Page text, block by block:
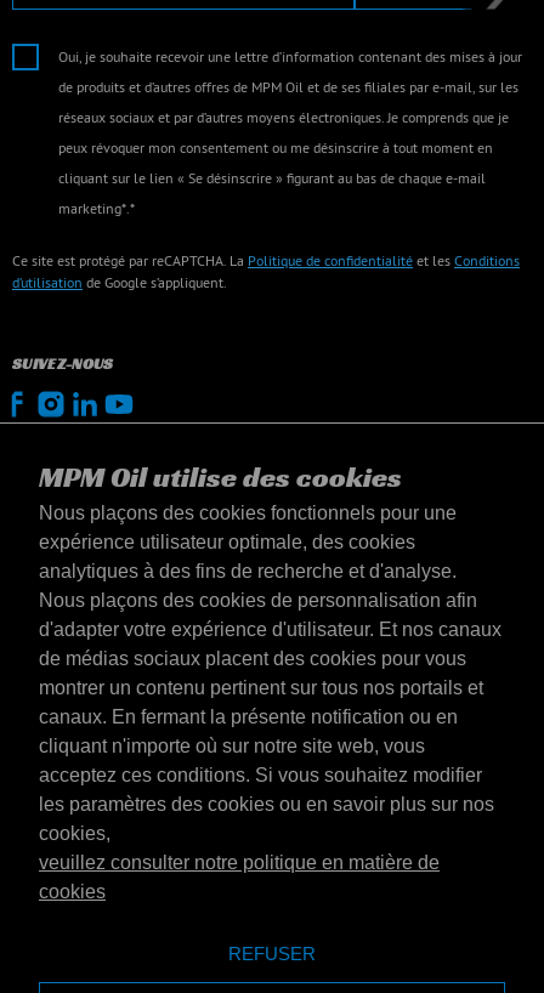
MPM Oil utilise des cookies
Nous plaçons des cookies fonctionnels pour une
expérience utilisateur optimale, des cookies
analytiques à des fins de recherche et d'analyse.
Nous plaçons des cookies de personnalisation afin
d'adapter votre expérience d'utilisateur. Et nos canaux
de médias sociaux placent des cookies pour vous
montrer un contenu pertinent sur tous nos portails et
canaux. En fermant la présente notification ou en
cliquant n'importe où sur notre site web, vous
acceptez ces conditions. Si vous souhaitez modifier
les paramètres des cookies ou en savoir plus sur nos
cookies,
veuillez consulter notre politique en matière de
cookies
REFUSER
Oui, je souhaite recevoir une lettre d’information contenant des mises à jour
de produits et d’autres offres de MPM Oil et de ses filiales par e-mail, sur les
réseaux sociaux et par d’autres moyens électroniques. Je comprends que je
peux révoquer mon consentement ou me désinscrire à tout moment en
cliquant sur le lien « Se désinscrire » figurant au bas de chaque e-mail
marketing*.*
Ce site est protégé par reCAPTCHA. La Politique de confidentialité et les Conditions
d’utilisation de Google s’appliquent.
SUIVEZ-NOUS
Luxembourg
Contact
Conditions générales
Conditions de livraison
Déclaration de confidentialité